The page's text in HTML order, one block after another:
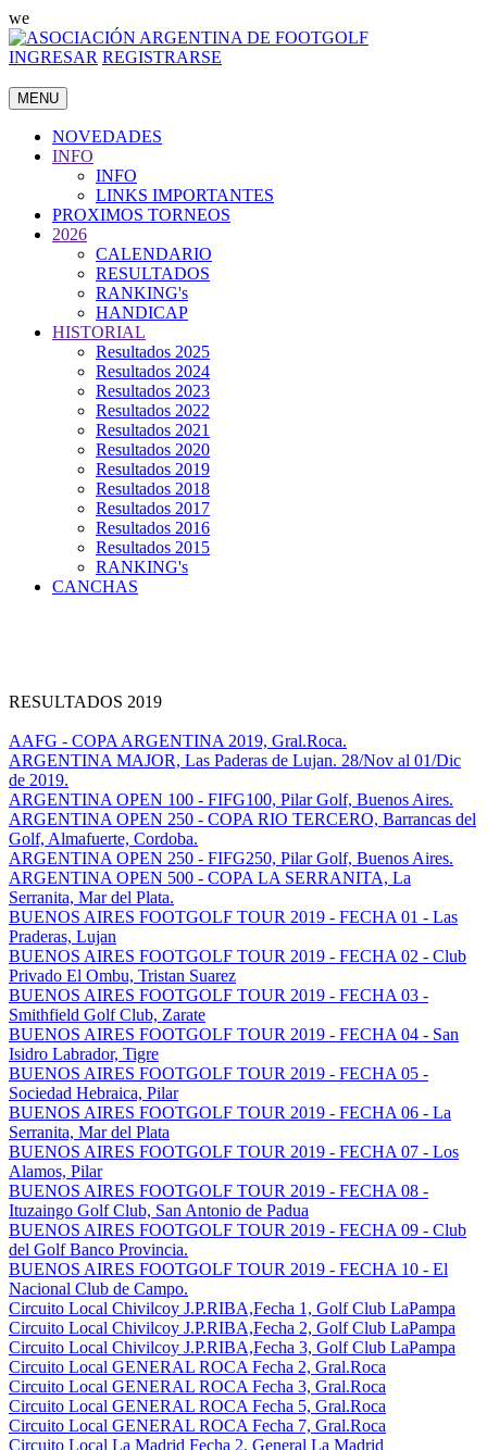
we
INGRESAR REGISTRARSE
MENU
NOVEDADES
INFO
INFO
LINKS IMPORTANTES
PROXIMOS TORNEOS
2026
CALENDARIO
RESULTADOS
RANKING's
HANDICAP
HISTORIAL
Resultados 2025
Resultados 2024
Resultados 2023
Resultados 2022
Resultados 2021
Resultados 2020
Resultados 2019
Resultados 2018
Resultados 2017
Resultados 2016
Resultados 2015
RANKING's
CANCHAS
RESULTADOS 2019
AAFG - COPA ARGENTINA 2019, Gral.Roca.
ARGENTINA MAJOR, Las Paderas de Lujan. 28/Nov al 01/Dic
de 2019.
ARGENTINA OPEN 100 - FIFG100, Pilar Golf, Buenos Aires.
ARGENTINA OPEN 250 - COPA RIO TERCERO, Barrancas del
Golf, Almafuerte, Cordoba.
ARGENTINA OPEN 250 - FIFG250, Pilar Golf, Buenos Aires.
ARGENTINA OPEN 500 - COPA LA SERRANITA, La
Serranita, Mar del Plata.
BUENOS AIRES FOOTGOLF TOUR 2019 - FECHA 01 - Las
Praderas, Lujan
BUENOS AIRES FOOTGOLF TOUR 2019 - FECHA 02 - Club
Privado El Ombu, Tristan Suarez
BUENOS AIRES FOOTGOLF TOUR 2019 - FECHA 03 -
Smithfield Golf Club, Zarate
BUENOS AIRES FOOTGOLF TOUR 2019 - FECHA 04 - San
Isidro Labrador, Tigre
BUENOS AIRES FOOTGOLF TOUR 2019 - FECHA 05 -
Sociedad Hebraica, Pilar
BUENOS AIRES FOOTGOLF TOUR 2019 - FECHA 06 - La
Serranita, Mar del Plata
BUENOS AIRES FOOTGOLF TOUR 2019 - FECHA 07 - Los
Alamos, Pilar
BUENOS AIRES FOOTGOLF TOUR 2019 - FECHA 08 -
Ituzaingo Golf Club, San Antonio de Padua
BUENOS AIRES FOOTGOLF TOUR 2019 - FECHA 09 - Club
del Golf Banco Provincia.
BUENOS AIRES FOOTGOLF TOUR 2019 - FECHA 10 - El
Nacional Club de Campo.
Circuito Local Chivilcoy J.P.RIBA,Fecha 1, Golf Club LaPampa
Circuito Local Chivilcoy J.P.RIBA,Fecha 2, Golf Club LaPampa
Circuito Local Chivilcoy J.P.RIBA,Fecha 3, Golf Club LaPampa
Circuito Local GENERAL ROCA Fecha 2, Gral.Roca
Circuito Local GENERAL ROCA Fecha 3, Gral.Roca
Circuito Local GENERAL ROCA Fecha 5, Gral.Roca
Circuito Local GENERAL ROCA Fecha 7, Gral.Roca
Circuito Local La Madrid Fecha 2, General La Madrid